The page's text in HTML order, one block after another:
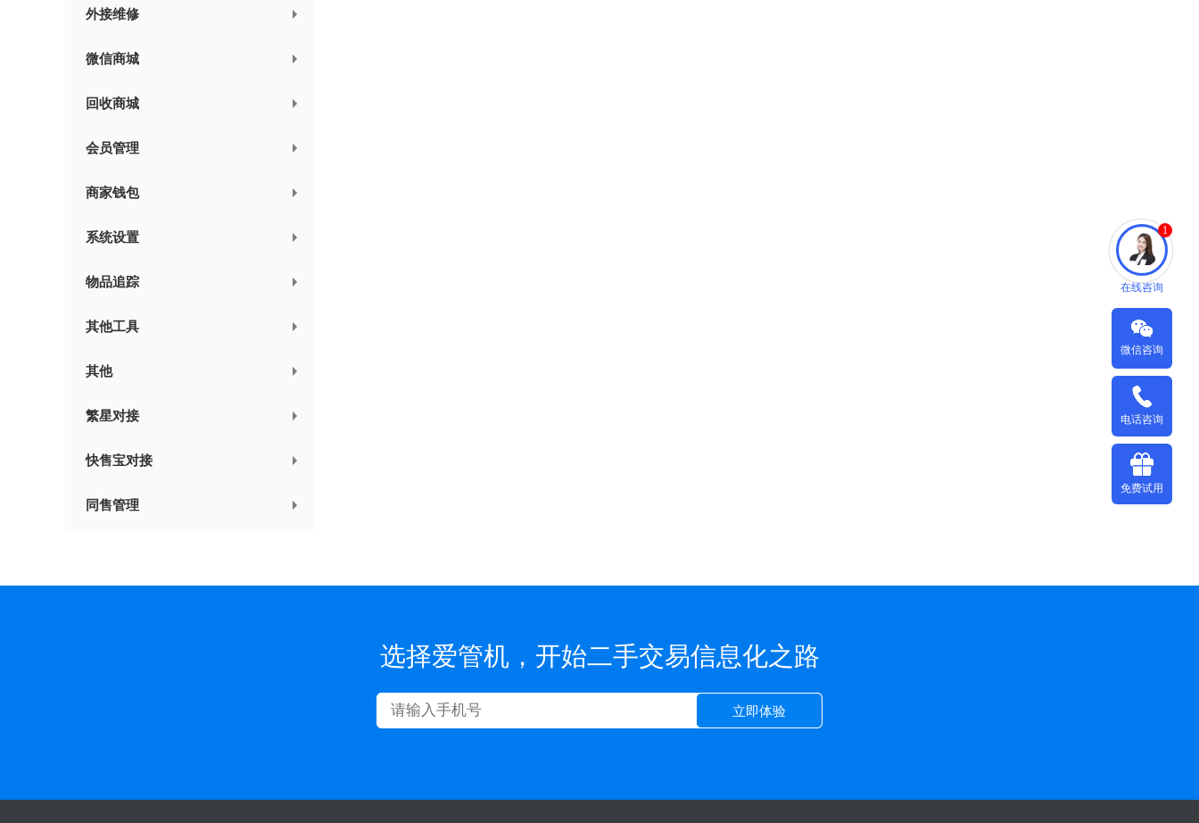
1
在线咨询
微信咨询
电话咨询
免费试用
外接维修
微信商城
回收商城
会员管理
商家钱包
系统设置
物品追踪
其他工具
其他
繁星对接
快售宝对接
同售管理
选择爱管机，开始二手交易信息化之路
立即体验